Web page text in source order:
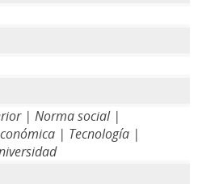
| Norma social |
| Tecnología |